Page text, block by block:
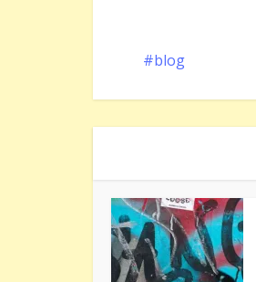
blog